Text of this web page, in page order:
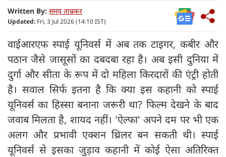
Written By: समय ताम्रकर
Updated: Fri, 3 Jul 2026 (14:10 IST)
वाईआरएफ स्पाई यूनिवर्स में अब तक टाइगर, कबीर और
पठान जैसे जासूसों का दबदबा रहा है। अब इसी दुनिया में
दुर्गा और सीता के रूप में दो महिला किरदारों की एंट्री होती
है। सवाल सिर्फ इतना है कि क्या इस कहानी को स्पाई
यूनिवर्स का हिस्सा बनाना जरूरी था? फिल्म देखने के बाद
जवाब मिलता है, शायद नहीं। 'ऐल्फा' अपने दम पर भी एक
अलग और प्रभावी एक्शन थ्रिलर बन सकती थी। स्पाई
यूनिवर्स से इसका जुड़ाव कहानी में कोई ऐसा अतिरिक्त